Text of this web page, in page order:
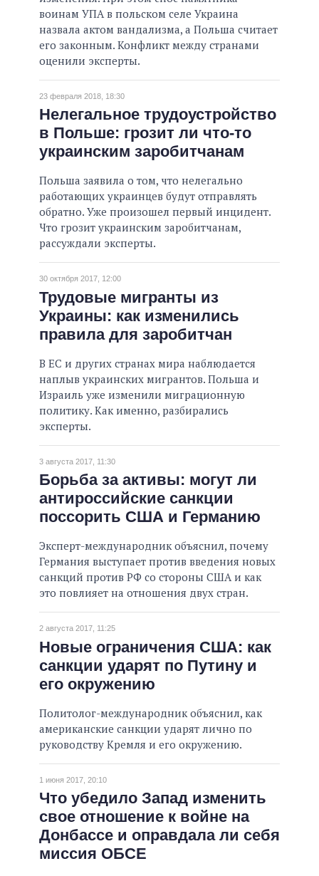
воинам УПА в польском селе Украина
назвала актом вандализма, а Польша считает
его законным. Конфликт между странами
оценили эксперты.
23 февраля 2018, 18:30
Нелегальное трудоустройство
в Польше: грозит ли что-то
украинским заробитчанам
Польша заявила о том, что нелегально
работающих украинцев будут отправлять
обратно. Уже произошел первый инцидент.
Что грозит украинским заробитчанам,
рассуждали эксперты.
30 октября 2017, 12:00
Трудовые мигранты из
Украины: как изменились
правила для заробитчан
В ЕС и других странах мира наблюдается
наплыв украинских мигрантов. Польша и
Израиль уже изменили миграционную
политику. Как именно, разбирались
эксперты.
3 августа 2017, 11:30
Борьба за активы: могут ли
антироссийские санкции
поссорить США и Германию
Эксперт-международник объяснил, почему
Германия выступает против введения новых
санкций против РФ со стороны США и как
это повлияет на отношения двух стран.
2 августа 2017, 11:25
Новые ограничения США: как
санкции ударят по Путину и
его окружению
Политолог-международник объяснил, как
американские санкции ударят лично по
руководству Кремля и его окружению.
1 июня 2017, 20:10
Что убедило Запад изменить
свое отношение к войне на
Донбассе и оправдала ли себя
миссия ОБСЕ